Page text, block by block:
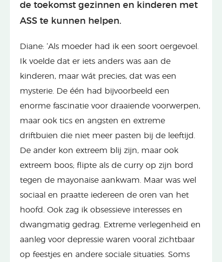
de toekomst gezinnen en kinderen met
ASS te kunnen helpen.
Diane: ‘Als moeder had ik een soort oergevoel.
Ik voelde dat er iets anders was aan de
kinderen, maar wát precies, dat was een
mysterie. De één had bijvoorbeeld een
enorme fascinatie voor draaiende voorwerpen,
maar ook tics en angsten en extreme
driftbuien die niet meer pasten bij de leeftijd.
De ander kon extreem blij zijn, maar ook
extreem boos; flipte als de curry op zijn bord
tegen de mayonaise aankwam. Maar was wel
sociaal en praatte iedereen de oren van het
hoofd. Ook zag ik obsessieve interesses en
dwangmatig gedrag. Extreme verlegenheid en
aanleg voor depressie waren vooral zichtbaar
op feestjes en andere sociale situaties. Soms